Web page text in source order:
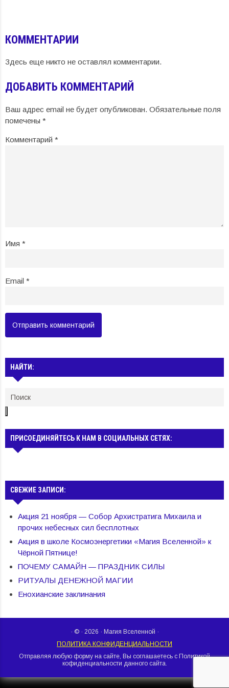
КОММЕНТАРИИ
Здесь еще никто не оставлял комментарии.
ДОБАВИТЬ КОММЕНТАРИЙ
Ваш адрес email не будет опубликован. Обязательные поля
помечены *
Комментарий *
Имя *
Email *
НАЙТИ:
ПРИСОЕДИНЯЙТЕСЬ К НАМ В СОЦИАЛЬНЫХ СЕТЯХ:
СВЕЖИЕ ЗАПИСИ:
Акция 21 ноября — Собор Архистратига Михаила и
прочих небесных сил бесплотных
Акция в школе Космоэнергетики «Магия Вселенной» к
Чёрной Пятнице!
ПОЧЕМУ САМАЙН — ПРАЗДНИК СИЛЫ
РИТУАЛЫ ДЕНЕЖНОЙ МАГИИ
Енохианские заклинания
· © · 2026 · Магия Вселенной ·
ПОЛИТИКА КОНФИДЕНЦИАЛЬНОСТИ
Отправляя любую форму на сайте, Вы соглашаетесь с Политикой
кофиденциальности данного сайта.